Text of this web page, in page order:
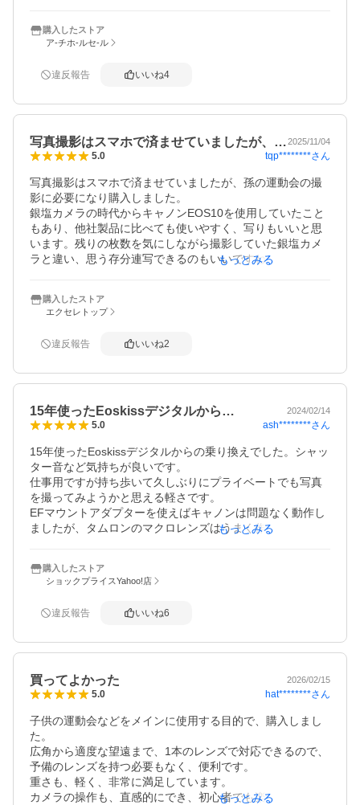
だので当然ですが。
購入したストア
ア-チホ-ルセ-ル
違反報告 いいね4
写真撮影はスマホで済ませていましたが、…2025/11/04
5.0 tqp********さん
写真撮影はスマホで済ませていましたが、孫の運動会の撮
影に必要になり購入しました。
銀塩カメラの時代からキャノンEOS10を使用していたこと
もあり、他社製品に比べても使いやすく、写りもいいと思
います。残りの枚数を気にしながら撮影していた銀塩カメ
ラと違い、思う存分連写できるのもいいですね。アダプタ
もっとみる
購入したストア
エクセレトップ
違反報告 いいね2
15年使ったEoskissデジタルから… 2024/02/14
5.0 ash********さん
15年使ったEoskissデジタルからの乗り換えでした。シャッ
ター音など気持ちが良いです。
仕事用ですが持ち歩いて久しぶりにプライベートでも写真
を撮ってみようかと思える軽さです。
EFマウントアダプターを使えばキャノンは問題なく動作し
ましたが、タムロンのマクロレンズはうまく作動しません
もっとみる
購入したストア
ショックプライスYahoo!店
違反報告 いいね6
買ってよかった 2026/02/15
5.0 hat********さん
子供の運動会などをメインに使用する目的で、購入しまし
た。
広角から適度な望遠まで、1本のレンズで対応できるので、
予備のレンズを持つ必要もなく、便利です。
重さも、軽く、非常に満足しています。
カメラの操作も、直感的にでき、初心者でも楽しく撮影で
もっとみる